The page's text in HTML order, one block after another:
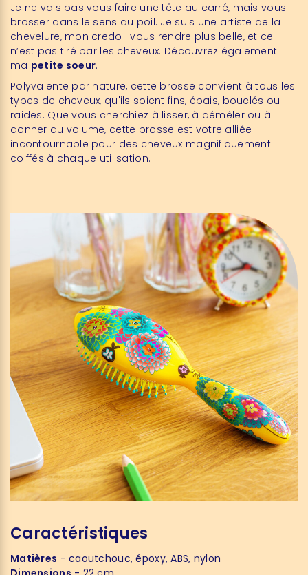
Je ne vais pas vous faire une tête au carré, mais vous
brosser dans le sens du poil. Je suis une artiste de la
chevelure, mon credo : vous rendre plus belle, et ce
n’est pas tiré par les cheveux. Découvrez également
ma petite soeur.
Polyvalente par nature, cette brosse convient à tous les
types de cheveux, qu'ils soient fins, épais, bouclés ou
raides. Que vous cherchiez à lisser, à démêler ou à
donner du volume, cette brosse est votre alliée
incontournable pour des cheveux magnifiquement
coiffés à chaque utilisation.
Caractéristiques
Matières - caoutchouc, époxy, ABS, nylon